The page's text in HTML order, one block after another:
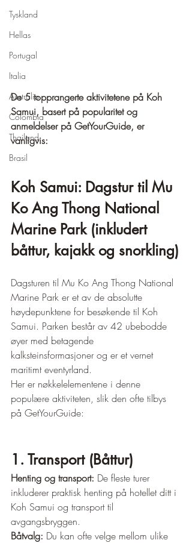
Tyskland
Hellas
Portugal
Italia
Australia
Colombia
Thailand
Brasil
De 5 topprangerte aktivitetene på Koh
Samui, basert på popularitet og
anmeldelser på GetYourGuide, er
vanligvis:
Koh Samui: Dagstur til Mu
Ko Ang Thong National
Marine Park (inkludert
båttur, kajakk og snorkling)
Dagsturen til Mu Ko Ang Thong National
Marine Park er et av de absolutte
høydepunktene for besøkende til Koh
Samui. Parken består av 42 ubebodde
øyer med betagende
kalksteinsformasjoner og er et vernet
maritimt eventyrland.
Her er nøkkelelementene i denne
populære aktiviteten, slik den ofte tilbys
på GetYourGuide:
1. Transport (Båttur)
Henting og transport: De fleste turer
inkluderer praktisk henting på hotellet ditt i
Koh Samui og transport til
avgangsbryggen.
Båtvalg: Du kan ofte velge mellom ulike